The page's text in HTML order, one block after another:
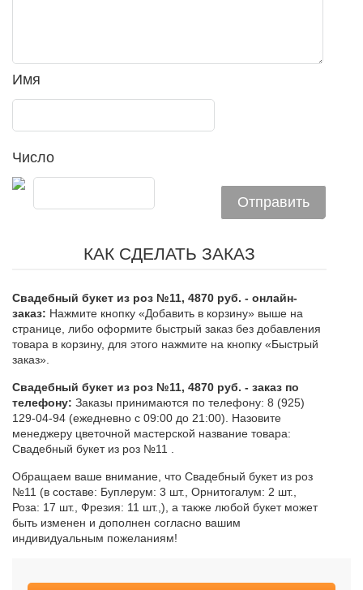
Имя
Число
КАК СДЕЛАТЬ ЗАКАЗ
Свадебный букет из роз №11, 4870 руб. - онлайн-
заказ: Нажмите кнопку «Добавить в корзину» выше на
странице, либо оформите быстрый заказ без добавления
товара в корзину, для этого нажмите на кнопку «Быстрый
заказ».
Свадебный букет из роз №11, 4870 руб. - заказ по
телефону: Заказы принимаются по телефону: 8 (925)
129-04-94 (ежедневно с 09:00 до 21:00). Назовите
менеджеру цветочной мастерской название товара:
Свадебный букет из роз №11 .
Обращаем ваше внимание, что Свадебный букет из роз
№11 (в составе: Буплерум: 3 шт., Орнитогалум: 2 шт.,
Роза: 17 шт., Фрезия: 11 шт.,), а также любой букет может
быть изменен и дополнен согласно вашим
индивидуальным пожеланиям!